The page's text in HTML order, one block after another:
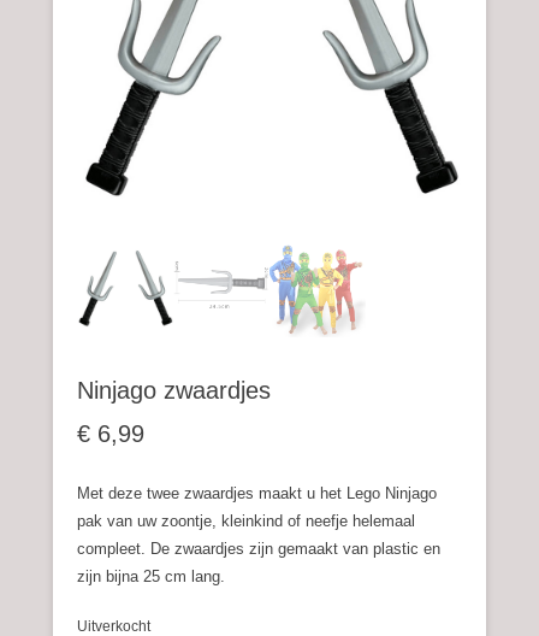
Ninjago zwaardjes
€ 6,99
Met deze twee zwaardjes maakt u het Lego Ninjago
pak van uw zoontje, kleinkind of neefje helemaal
compleet. De zwaardjes zijn gemaakt van plastic en
zijn bijna 25 cm lang.
Uitverkocht